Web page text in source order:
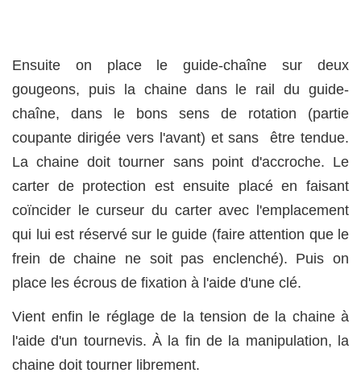
Ensuite on place le guide-chaîne sur deux
gougeons, puis la chaine dans le rail du guide-
chaîne, dans le bons sens de rotation (partie
coupante dirigée vers l'avant) et sans être tendue.
La chaine doit tourner sans point d'accroche. Le
carter de protection est ensuite placé en faisant
coïncider le curseur du carter avec l'emplacement
qui lui est réservé sur le guide (faire attention que le
frein de chaine ne soit pas enclenché). Puis on
place les écrous de fixation à l'aide d'une clé.
Vient enfin le réglage de la tension de la chaine à
l'aide d'un tournevis. À la fin de la manipulation, la
chaine doit tourner librement.